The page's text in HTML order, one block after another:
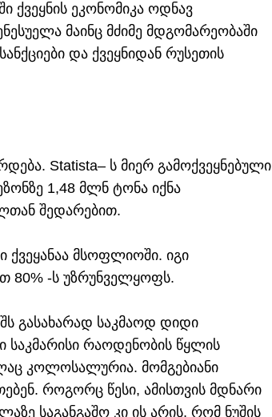
ქვეყნის ეკონომიკა ოდნავ
მაინც მძიმე მდგომარეობაში
და ქვეყნიდან რუსეთის
Statista– ს მიერ გამოქვეყნებული
1,48 მლნ ტონა იქნა
შედარებით.
ქვეყანაა მსოფლიოში. იგი
80% -ს უზრუნველყოფს.
გასახარად საკმაოდ დიდი
საკმარისი რაოდენობის წყლის
კოლოსალურია. მომგებიანი
როგორც წესი, ამისთვის მდნარი
საგანგაშო კი ის არის, რომ ნუშის